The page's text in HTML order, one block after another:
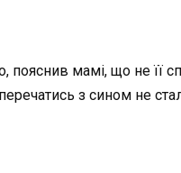
пояснив мамі, що не її
з сином не